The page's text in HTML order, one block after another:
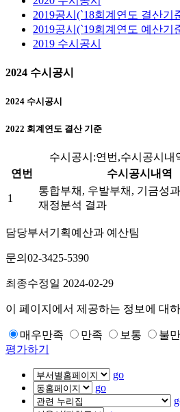
2019공시(`18회계연도 결산기
2019공시(`19회계연도 예산기
2019 수시공시
2024 수시공시
2024 수시공시
2022 회계연도 결산 기준
수시공시:연번,수시공시내
연번
수시공시내역
1
통합부채, 우발부채, 기금성
재정분석 결과
담당부서 기획예산과 예산팀
문의 02-3425-5390
최종수정일 2024-02-29
이 페이지에서 제공하는 정보에 대
매우만족 만족 보통 불만
평가하기
go
go